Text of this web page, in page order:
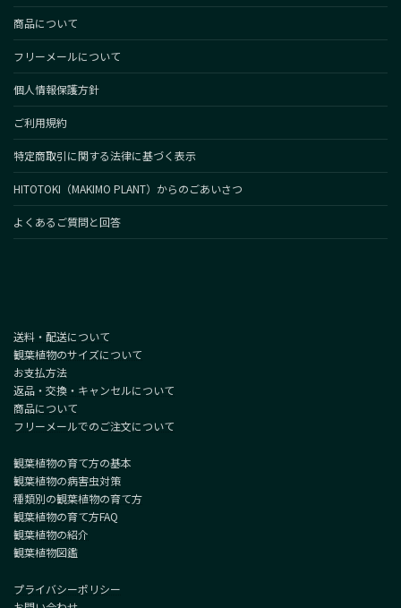
商品について
フリーメールについて
個人情報保護方針
ご利用規約
特定商取引に関する法律に基づく表示
HITOTOKI（MAKIMO PLANT）からのごあいさつ
よくあるご質問と回答
送料・配送について
観葉植物のサイズについて
お支払方法
返品・交換・キャンセルについて
商品について
フリーメールでのご注文について
観葉植物の育て方の基本
観葉植物の病害虫対策
種類別の観葉植物の育て方
観葉植物の育て方FAQ
観葉植物の紹介
観葉植物図鑑
プライバシーポリシー